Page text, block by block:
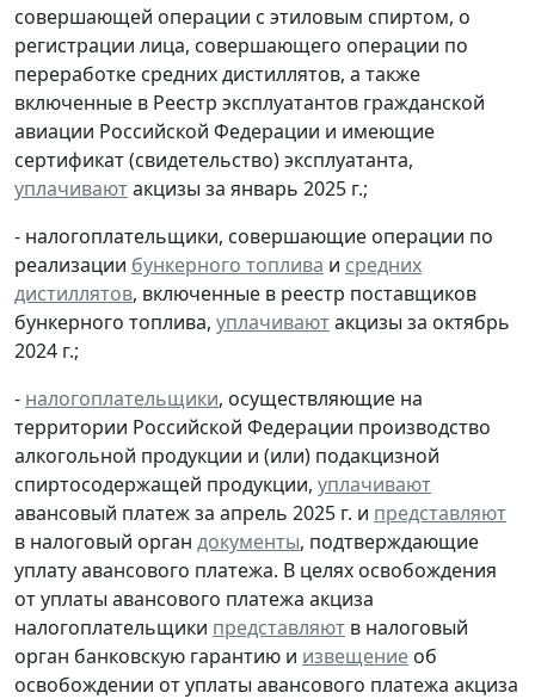
совершающей операции с этиловым спиртом, о
регистрации лица, совершающего операции по
переработке средних дистиллятов, а также
включенные в Реестр эксплуатантов гражданской
авиации Российской Федерации и имеющие
сертификат (свидетельство) эксплуатанта,
уплачиваютакцизы за январь 2025 г.;
- налогоплательщики, совершающие операции по
реализации бункерного топлива и средних
дистиллятов, включенные в реестр поставщиков
бункерного топлива, уплачиваютакцизы за октябрь
2024 г.;
- налогоплательщики, осуществляющие на
территории Российской Федерации производство
алкогольной продукции и (или) подакцизной
спиртосодержащей продукции, уплачивают
авансовый платеж за апрель 2025 г. и представляют
в налоговый орган документы, подтверждающие
уплату авансового платежа. В целях освобождения
от уплаты авансового платежа акциза
налогоплательщики представляют в налоговый
орган банковскую гарантию и извещение об
освобождении от уплаты авансового платежа акциза